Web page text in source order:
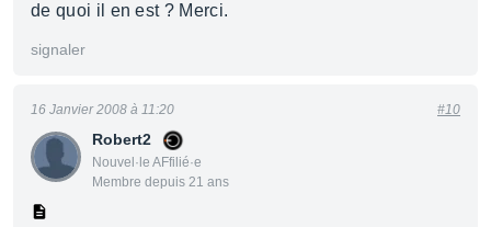
de quoi il en est ? Merci.
signaler
Robert2
Nouvel·le AFfilié·e
Membre depuis 21 ans
16 Janvier 2008 à 11:20 #10